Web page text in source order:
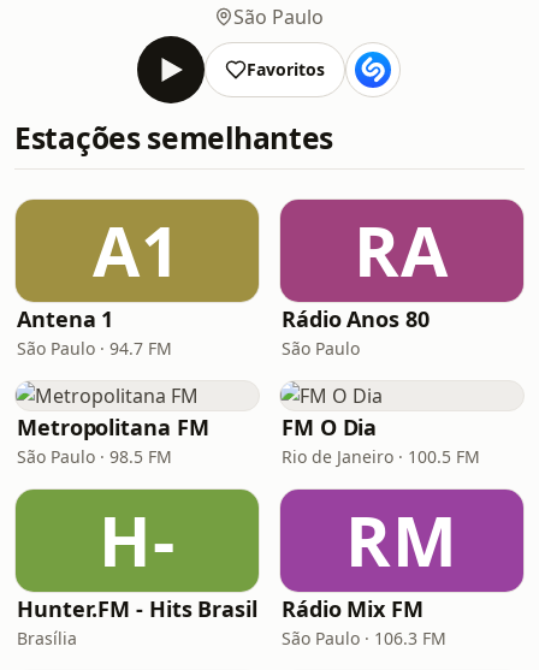
São Paulo
Favoritos
Estações semelhantes
A1
Antena 1
São Paulo · 94.7 FM
RA
Rádio Anos 80
São Paulo
Metropolitana FM
São Paulo · 98.5 FM
FM O Dia
Rio de Janeiro · 100.5 FM
H-
Hunter.FM - Hits Brasil
Brasília
RM
Rádio Mix FM
São Paulo · 106.3 FM